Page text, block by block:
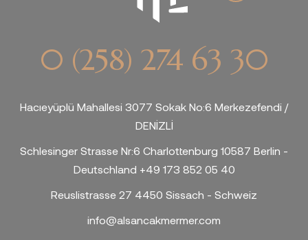
0 (258) 274 63 30
Hacıeyüplü Mahallesi 3077 Sokak No:6 Merkezefendi /
DENİZLİ
Schlesinger Strasse Nr:6 Charlottenburg 10587 Berlin -
Deutschland +49 173 852 05 40
Reuslistrasse 27 4450 Sissach - Schweiz
info@alsancakmermer.com